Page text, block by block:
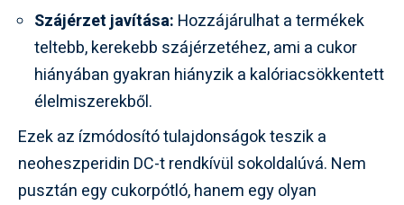
Szájérzet javítása: Hozzájárulhat a termékek
teltebb, kerekebb szájérzetéhez, ami a cukor
hiányában gyakran hiányzik a kalóriacsökkentett
élelmiszerekből.
Ezek az ízmódosító tulajdonságok teszik a
neoheszperidin DC-t rendkívül sokoldalúvá. Nem
pusztán egy cukorpótló, hanem egy olyan